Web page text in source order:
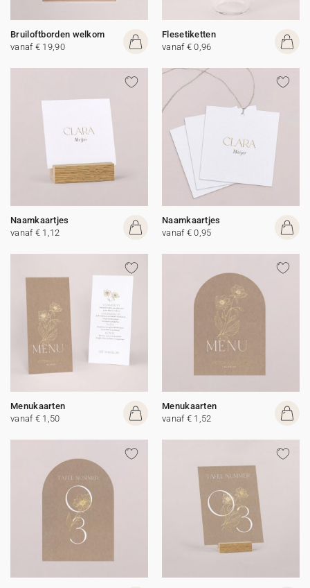
Bruiloftborden welkom
vanaf € 19,90
Flesetiketten
vanaf € 0,96
Naamkaartjes
vanaf € 1,12
Naamkaartjes
vanaf € 0,95
Menukaarten
vanaf € 1,50
Menukaarten
vanaf € 1,52